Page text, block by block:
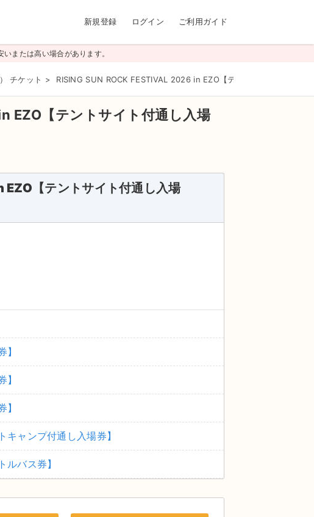
新規登録 ログイン ご利用ガイド
または高い場合があります。
チケット > RISING SUN ROCK FESTIVAL 2026 in EZO【テントサイト付通し⼊
EZO【テントサイト付通し⼊場
EZO【テントサイト付通し⼊場
ャンプ付通し⼊場券】
バス券】